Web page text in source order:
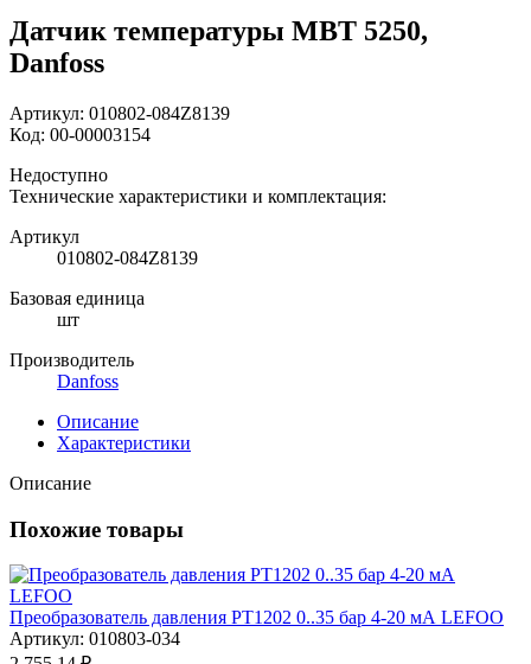
Датчик температуры MBT 5250,
Danfoss
Артикул: 010802-084Z8139
Код: 00-00003154
Недоступно
Технические характеристики и комплектация:
Артикул
010802-084Z8139
Базовая единица
шт
Производитель
Danfoss
Описание
Характеристики
Описание
Похожие товары
Преобразователь давления PT1202 0..35 бар 4-20 мА LEFOO
Артикул: 010803-034